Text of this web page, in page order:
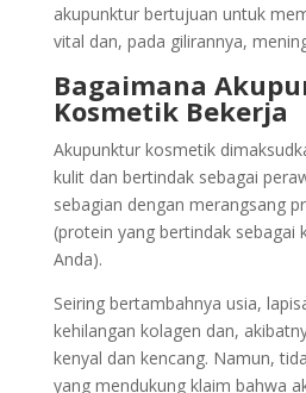
akupunktur bertujuan untuk
vital dan, pada gilirannya,
Bagaimana
Kosmetik Bekerja
Akupunktur kosmetik
kulit dan bertindak sebagai
sebagian dengan merangsang
(protein yang bertindak
Anda).
Seiring bertambahnya usia,
kehilangan kolagen dan,
kenyal dan kencang. Namun,
yang mendukung klaim bahwa